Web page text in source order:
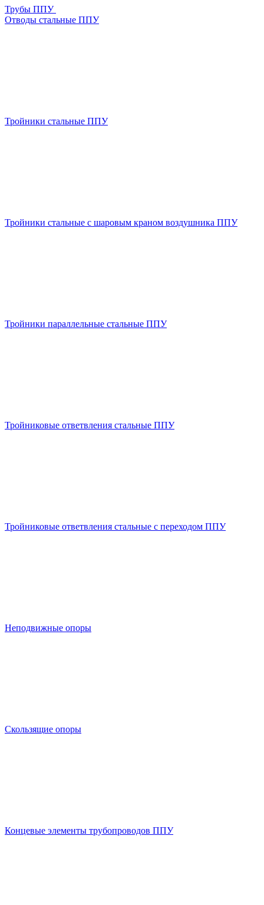
Трубы ППУ
Отводы стальные ППУ
Тройники стальные ППУ
Тройники стальные с шаровым краном воздушника ППУ
Тройники параллельные стальные ППУ
Тройниковые ответвления стальные ППУ
Тройниковые ответвления стальные с переходом ППУ
Неподвижные опоры
Скользящие опоры
Концевые элементы трубопроводов ППУ